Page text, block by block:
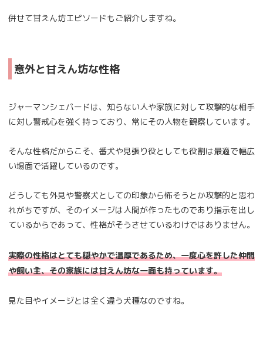
併せて甘えん坊エピソードもご紹介しますね。
意外と甘えん坊な性格
ジャーマンシェパードは、知らない人や家族に対して攻撃的な相手
に対し警戒心を強く持っており、常にその人物を観察しています。
そんな性格だからこそ、番犬や見張り役としても役割は最適で幅広
い場面で活躍しているのです。
どうしても外見や警察犬としての印象から怖そうとか攻撃的と思わ
れがちですが、そのイメージは人間が作ったものであり指示を出し
ているからであって、性格がそうさせているわけではありません。
実際の性格はとても穏やかで温厚であるため、一度心を許した仲間
や飼い主、その家族には甘えん坊な一面も持っています。
見た目やイメージとは全く違う犬種なのですね。